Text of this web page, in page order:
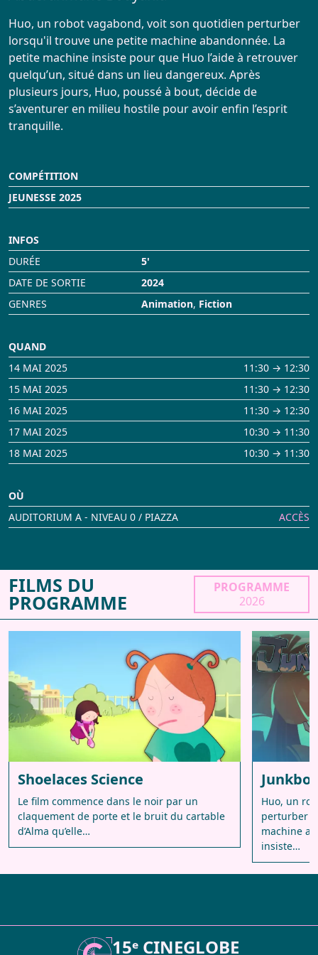
Huo, un robot vagabond, voit son quotidien perturber
lorsqu'il trouve une petite machine abandonnée. La
petite machine insiste pour que Huo l’aide à retrouver
quelqu’un, situé dans un lieu dangereux. Après
plusieurs jours, Huo, poussé à bout, décide de
s’aventurer en milieu hostile pour avoir enfin l’esprit
tranquille.
COMPÉTITION
JEUNESSE 2025
INFOS
DURÉE
5'
DATE DE SORTIE
2024
GENRES
Animation, Fiction
QUAND
14 MAI 2025
11:30 → 12:30
15 MAI 2025
11:30 → 12:30
16 MAI 2025
11:30 → 12:30
17 MAI 2025
10:30 → 11:30
18 MAI 2025
10:30 → 11:30
OÙ
AUDITORIUM A - NIVEAU 0 / PIAZZA
ACCÈS
FILMS DU
PROGRAMME
PROGRAMME
2026
Shoelaces Science
Le film commence dans le noir par un
claquement de porte et le bruit du cartable
d’Alma qu’elle…
Junkbot
Huo, un
perturber
machine
insiste…
15ᵉ CINEGLOBE
Infos Pratiques
Réservation